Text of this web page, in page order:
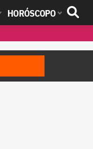
HORÓSCOPO